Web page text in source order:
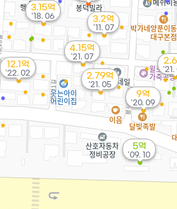
12.1억
'22. 02
2.6
'21.
4.15억
'21. 07
2.79억
'21. 05
9억
'20. 09
3.15억
'18. 06 3.2억
'11. 07
5억
'09. 10